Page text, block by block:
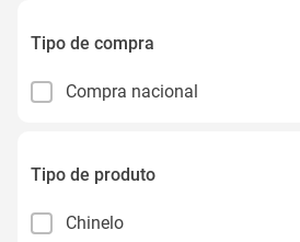
Tipo de compra
Compra nacional
Tipo de produto
Chinelo